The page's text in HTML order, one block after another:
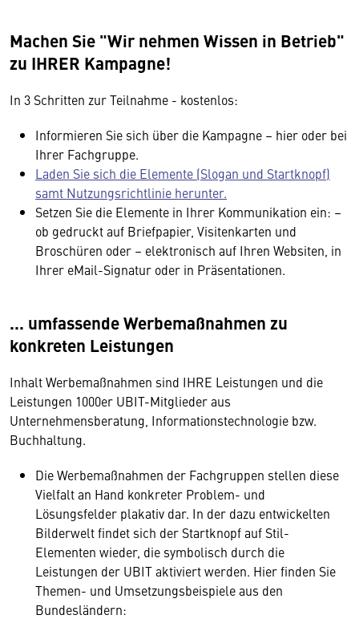
Machen Sie "Wir nehmen Wissen in Betrieb"
zu IHRER Kampagne!
In 3 Schritten zur Teilnahme - kostenlos:
Informieren Sie sich über die Kampagne – hier oder bei
Ihrer Fachgruppe.
Laden Sie sich die Elemente (Slogan und Startknopf)
samt Nutzungsrichtlinie herunter.
Setzen Sie die Elemente in Ihrer Kommunikation ein: –
ob gedruckt auf Briefpapier, Visitenkarten und
Broschüren oder – elektronisch auf Ihren Websiten, in
Ihrer eMail-Signatur oder in Präsentationen.
... umfassende Werbemaßnahmen zu
konkreten Leistungen
Inhalt Werbemaßnahmen sind IHRE Leistungen und die
Leistungen 1000er UBIT-Mitglieder aus
Unternehmensberatung, Informationstechnologie bzw.
Buchhaltung.
Die Werbemaßnahmen der Fachgruppen stellen diese
Vielfalt an Hand konkreter Problem- und
Lösungsfelder plakativ dar. In der dazu entwickelten
Bilderwelt findet sich der Startknopf auf Stil-
Elementen wieder, die symbolisch durch die
Leistungen der UBIT aktiviert werden. Hier finden Sie
Themen- und Umsetzungsbeispiele aus den
Bundesländern: